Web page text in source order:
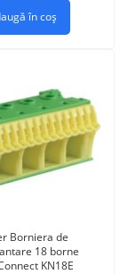
în coș
Borniera de
18 borne
KN18E